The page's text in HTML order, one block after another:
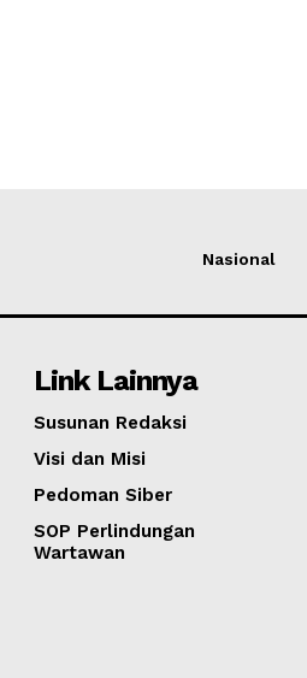
Nasional
Link Lainnya
Susunan Redaksi
Visi dan Misi
Pedoman Siber
SOP Perlindungan
Wartawan